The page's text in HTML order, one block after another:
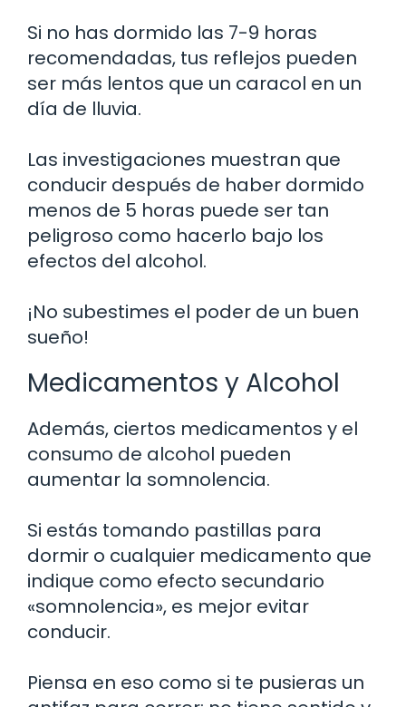
Si no has dormido las 7-9 horas
recomendadas, tus reflejos pueden
ser más lentos que un caracol en un
día de lluvia.
Las investigaciones muestran que
conducir después de haber dormido
menos de 5 horas puede ser tan
peligroso como hacerlo bajo los
efectos del alcohol.
¡No subestimes el poder de un buen
sueño!
Medicamentos y Alcohol
Además, ciertos medicamentos y el
consumo de alcohol pueden
aumentar la somnolencia.
Si estás tomando pastillas para
dormir o cualquier medicamento que
indique como efecto secundario
«somnolencia», es mejor evitar
conducir.
Piensa en eso como si te pusieras un